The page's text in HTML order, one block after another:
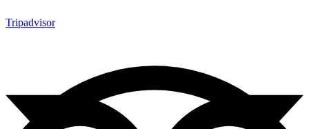
Tripadvisor